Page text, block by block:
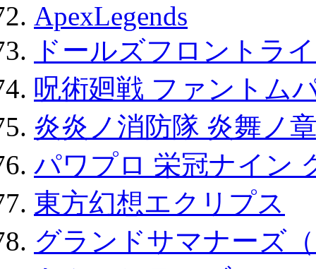
ApexLegends
ドールズフロントラ
呪術廻戦 ファントム
炎炎ノ消防隊 炎舞ノ
パワプロ 栄冠ナイン
東方幻想エクリプス
グランドサマナーズ